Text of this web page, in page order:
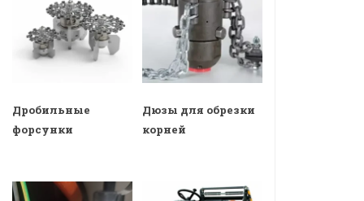
Дробильные
форсунки
Дюзы для обрезки
корней